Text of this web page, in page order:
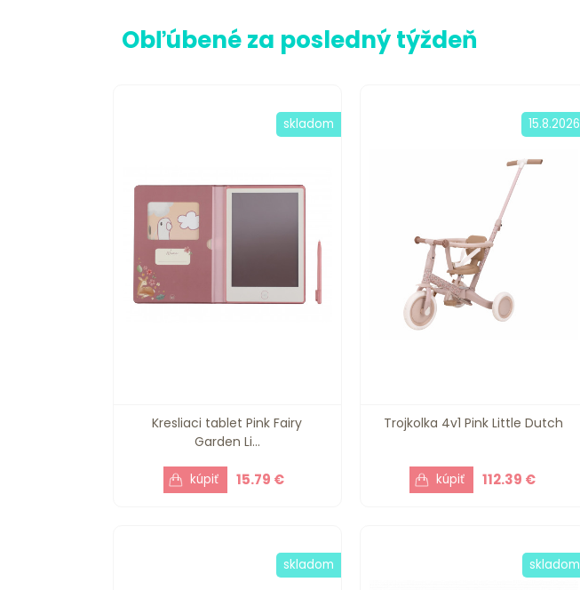
Obľúbené za posledný týždeň
Kresliaci tablet Pink Fairy
Garden Li...
15.79 €
skladom
Trojkolka 4v1 Pink Little Dutch
112.39 €
15.8.2026
skladom skladom